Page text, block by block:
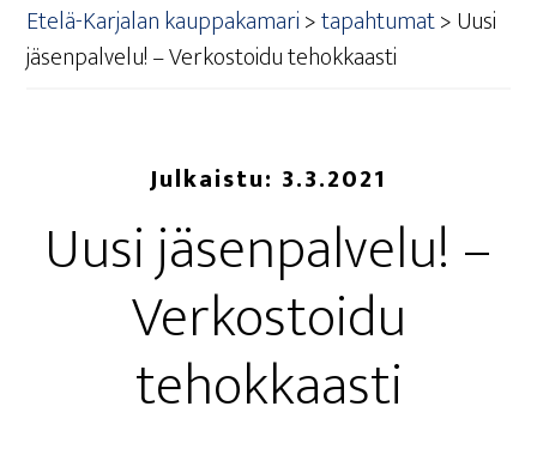
Etelä-Karjalan kauppakamari>tapahtumat>Uusi
jäsen­pal­ve­lu! – Ver­kos­toi­du tehokkaasti
Julkaistu: 3.3.2021
Uusi jäsen­pal­ve­lu! –
Ver­kos­toi­du
tehokkaasti